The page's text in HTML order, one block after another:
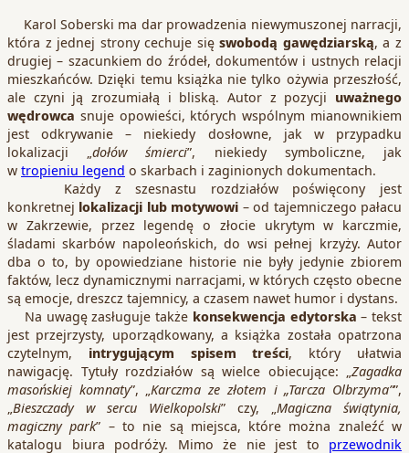
Karol Soberski ma dar prowadzenia niewymuszonej narracji,
która z jednej strony cechuje sięswobodą gawędziarską, a z
drugiej – szacunkiem do źródeł, dokumentów i ustnych relacji
mieszkańców. Dzięki temu książka nie tylko ożywia przeszłość,
ale czyni ją zrozumiałą i bliską. Autor z pozycji uważnego
wędrowca snuje opowieści, których wspólnym mianownikiem
jest odkrywanie – niekiedy dosłowne, jak w przypadku
lokalizacji „dołów śmierci”, niekiedy symboliczne, jak
w tropieniu legend o skarbach i zaginionych dokumentach.
Każdy z szesnastu rozdziałów poświęcony jest
konkretnej lokalizacji lub motywowi – od tajemniczego pałacu
w Zakrzewie, przez legendę o złocie ukrytym w karczmie,
śladami skarbów napoleońskich, do wsi pełnej krzyży. Autor
dba o to, by opowiedziane historie nie były jedynie zbiorem
faktów, lecz dynamicznymi narracjami, w których często obecne
są emocje, dreszcz tajemnicy, a czasem nawet humor i dystans.
Na uwagę zasługuje także konsekwencja edytorska – tekst
jest przejrzysty, uporządkowany, a książka została opatrzona
czytelnym, intrygującym spisem treści, który ułatwia
nawigację. Tytuły rozdziałów są wielce obiecujące: „ Zagadka
masońskiej komnaty”, „ Karczma ze złotem i „Tarcza Olbrzyma””,
Bieszczady w sercu Wielkopolski” czy, „ Magiczna świątynia,
magiczny park” – to nie są miejsca, które można znaleźć w
katalogu biura podróży. Mimo że nie jest to przewodnik